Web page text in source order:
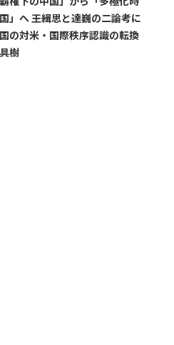
」へ ――王緝思と達巍の二論考に
の対米・国際秩序認識の転換
樹